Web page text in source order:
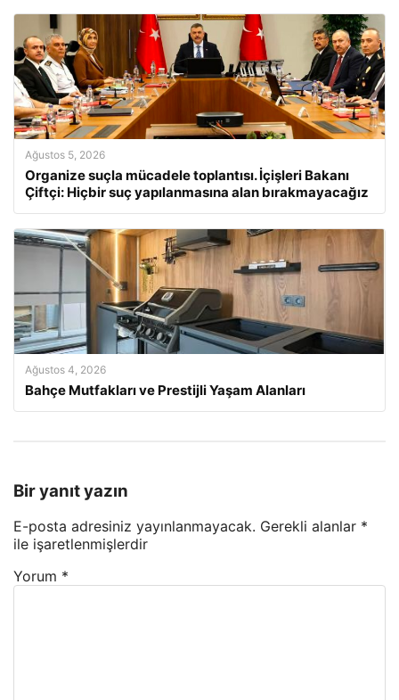
Ağustos 5, 2026
Organize suçla mücadele toplantısı. İçişleri Bakanı
Çiftçi: Hiçbir suç yapılanmasına alan bırakmayacağız
Ağustos 4, 2026
Bahçe Mutfakları ve Prestijli Yaşam Alanları
Bir yanıt yazın
E-posta adresiniz yayınlanmayacak. Gerekli alanlar *
ile işaretlenmişlerdir
Yorum *